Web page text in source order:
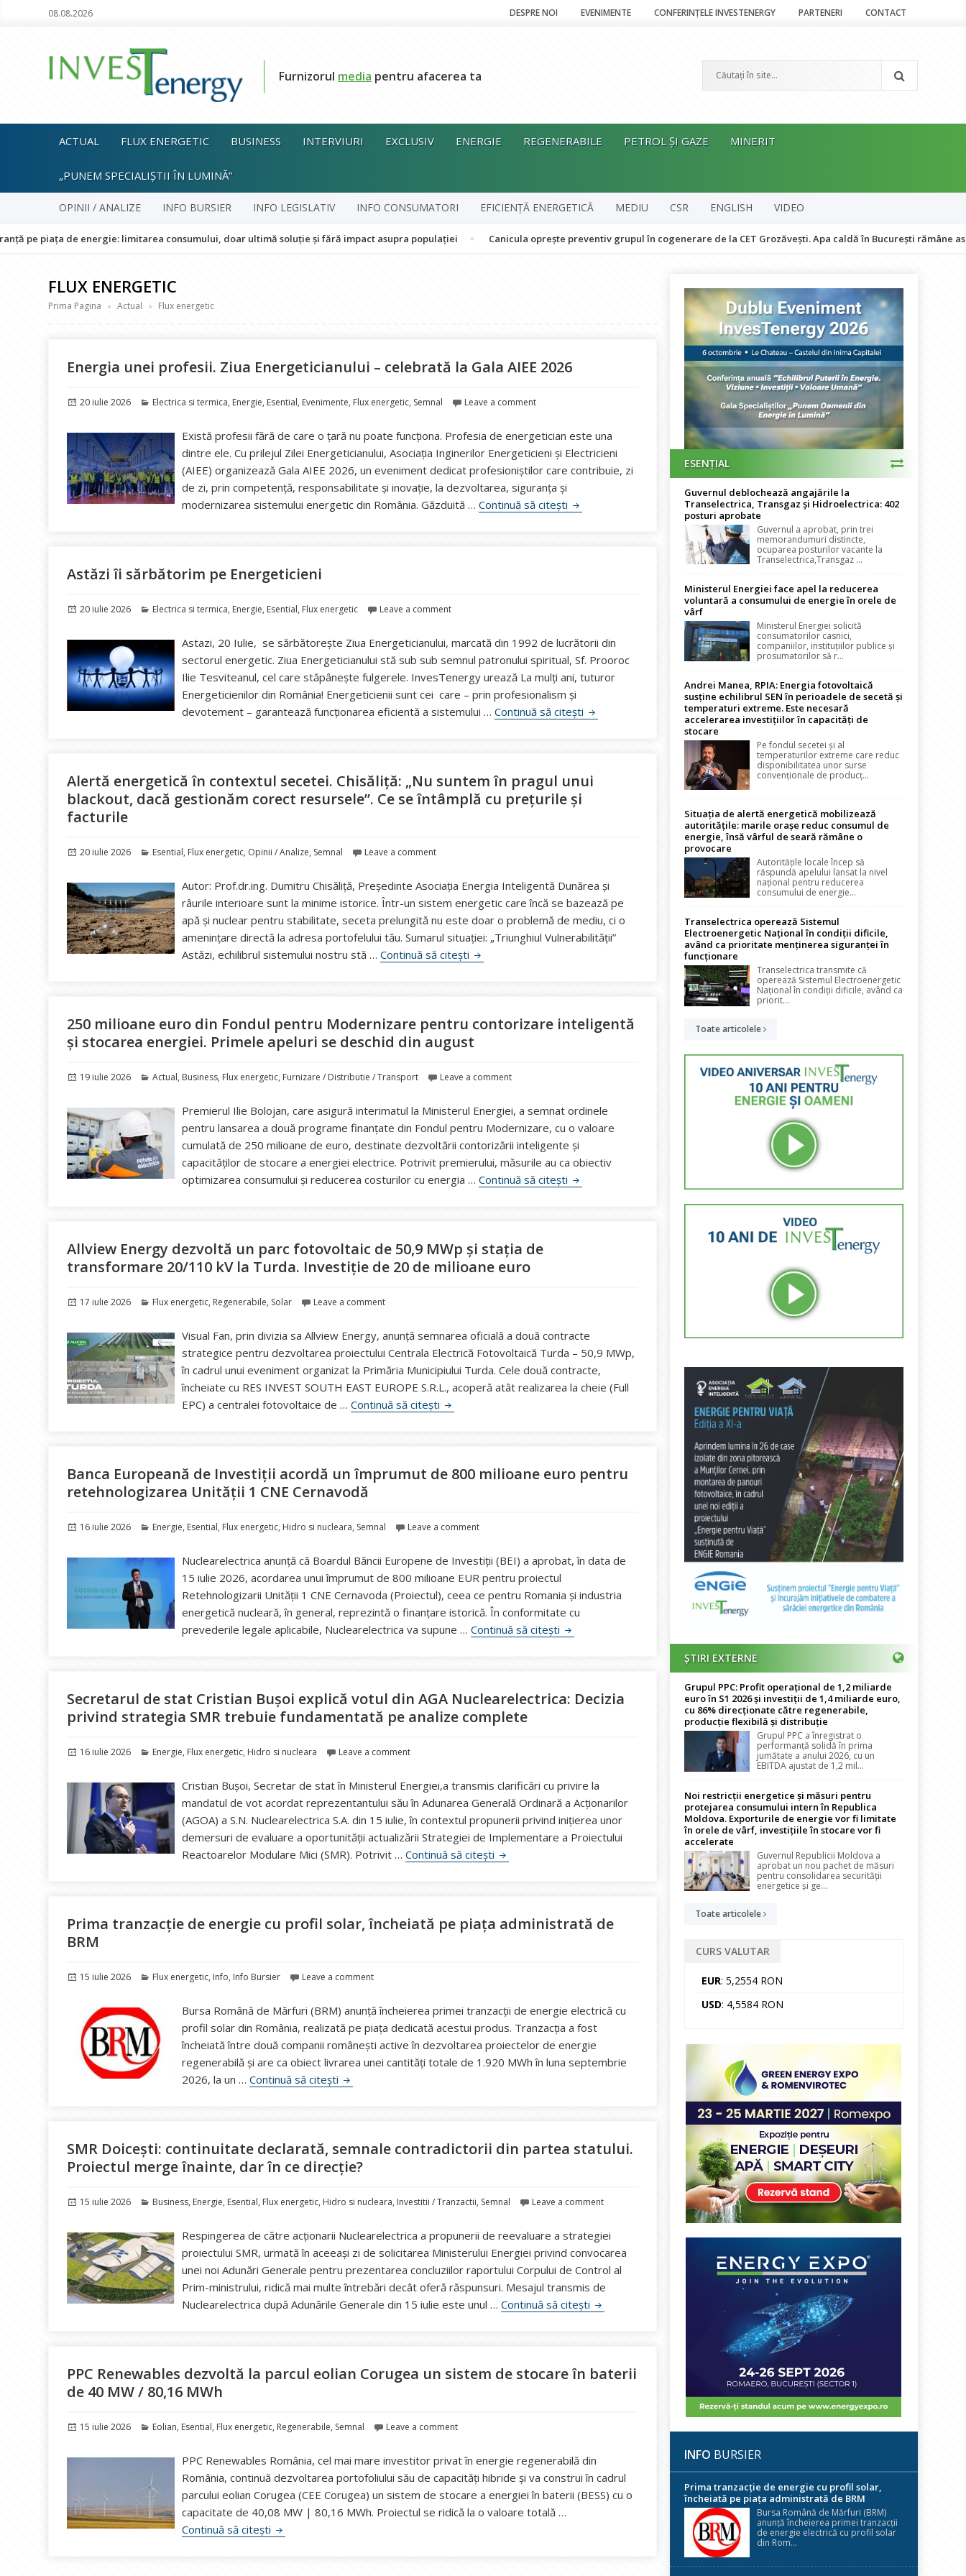
08.08.2026 DESPRE NOI EVENIMENTE CONFERINȚELE INVESTENERGY PARTENERI CONTACT
Furnizorul media pentru afacerea ta
ACTUAL FLUX ENERGETIC BUSINESS INTERVIURI EXCLUSIV ENERGIE REGENERABILE PETROL ȘI GAZE MINERIT
„PUNEM SPECIALIȘTII ÎN LUMINĂ”
OPINII / ANALIZE INFO BURSIER INFO LEGISLATIV INFO CONSUMATORI EFICIENȚĂ ENERGETICĂ MEDIU CSR ENGLISH VIDEO
de energie: limitarea consumului, doar ultimă soluție și fără impact asupra populației Canicula oprește preventiv grupul în cogenerare de la CET Grozăvești. Apa caldă în București rămâne asigurată
FLUX ENERGETIC
Prima Pagina Actual Flux energetic
Energia unei profesii. Ziua Energeticianului – celebrată la Gala AIEE 2026
Publicat
20 iulie 2026 Categorii
Electrica si termica, Energie, Esential, Evenimente, Flux energetic, Semnal Leave a comment
Există profesii fără de care o țară nu poate funcționa. Profesia de energetician este una
dintre ele. Cu prilejul Zilei Energeticianului, Asociația Inginerilor Energeticieni și Electricieni
(AIEE) organizează Gala AIEE 2026, un eveniment dedicat profesioniștilor care contribuie, zi
de zi, prin competență, responsabilitate și inovație, la dezvoltarea, siguranța și
modernizarea sistemului energetic din România. Găzduită …Continuă să citești Energia unei profesii. Ziua Energeticianului – celebrată la Gala AIEE 2026
Astăzi îi sărbătorim pe Energeticieni
Publicat
20 iulie 2026 Categorii
Electrica si termica, Energie, Esential, Flux energetic Leave a comment
Astazi, 20 Iulie, se sărbătorește Ziua Energeticianului, marcată din 1992 de lucrătorii din
sectorul energetic. Ziua Energeticianului stă sub sub semnul patronului spiritual, Sf. Prooroc
Ilie Tesviteanul, cel care stăpânește fulgerele. InvesTenergy urează La mulți ani, tuturor
Energeticienilor din România! Energeticienii sunt cei care – prin profesionalism şi
devotement – garantează funcţionarea eficientă a sistemului …Continuă să citești Astăzi îi sărbătorim pe Energeticieni
Alertă energetică în contextul secetei. Chisăliță: „Nu suntem în pragul unui
blackout, dacă gestionăm corect resursele”. Ce se întâmplă cu prețurile și
facturile
Publicat
20 iulie 2026 Categorii
Esential, Flux energetic, Opinii / Analize, Semnal Leave a comment
Autor: Prof.dr.ing. Dumitru Chisăliță, Președinte Asociația Energia Inteligentă Dunărea și
râurile interioare sunt la minime istorice. Într-un sistem energetic care încă se bazează pe
apă și nuclear pentru stabilitate, seceta prelungită nu este doar o problemă de mediu, ci o
amenințare directă la adresa portofelului tău. Sumarul situației: „Triunghiul Vulnerabilității”
Astăzi, echilibrul sistemului nostru stă …Continuă să citești Alertă energetică în contextul secetei. Chisăliță: „Nu suntem în pragul unui blackout, dacă
250 milioane euro din Fondul pentru Modernizare pentru contorizare inteligentă
și stocarea energiei. Primele apeluri se deschid din august
Publicat
19 iulie 2026 Categorii
Actual, Business, Flux energetic, Furnizare / Distributie / Transport Leave a comment
Premierul Ilie Bolojan, care asigură interimatul la Ministerul Energiei, a semnat ordinele
pentru lansarea a două programe finanțate din Fondul pentru Modernizare, cu o valoare
cumulată de 250 milioane de euro, destinate dezvoltării contorizării inteligente și
capacităților de stocare a energiei electrice. Potrivit premierului, măsurile au ca obiectiv
optimizarea consumului și reducerea costurilor cu energia …Continuă să citești 250 milioane euro din Fondul pentru Modernizare pentru contorizare
Allview Energy dezvoltă un parc fotovoltaic de 50,9 MWp și stația de
transformare 20/110 kV la Turda. Investiție de 20 de milioane euro
Publicat
17 iulie 2026 Categorii
Flux energetic, Regenerabile, Solar Leave a comment
Visual Fan, prin divizia sa Allview Energy, anunță semnarea oficială a două contracte
strategice pentru dezvoltarea proiectului Centrala Electrică Fotovoltaică Turda – 50,9 MWp,
în cadrul unui eveniment organizat la Primăria Municipiului Turda. Cele două contracte,
încheiate cu RES INVEST SOUTH EAST EUROPE S.R.L., acoperă atât realizarea la cheie (Full
EPC) a centralei fotovoltaice de …Continuă să citești Allview Energy dezvoltă un parc fotovoltaic de 50,9 MWp și stația de transformare 20/110 kV la Turda.
Banca Europeană de Investiții acordă un împrumut de 800 milioane euro pentru
retehnologizarea Unității 1 CNE Cernavodă
Publicat
16 iulie 2026 Categorii
Energie, Esential, Flux energetic, Hidro si nucleara, Semnal Leave a comment
Nuclearelectrica anunță că Boardul Băncii Europene de Investiții (BEI) a aprobat, în data de
15 iulie 2026, acordarea unui împrumut de 800 milioane EUR pentru proiectul
Retehnologizarii Unității 1 CNE Cernavoda (Proiectul), ceea ce pentru Romania și industria
energetică nucleară, în general, reprezintă o finanțare istorică. În conformitate cu
prevederile legale aplicabile, Nuclearelectrica va supune …Continuă să citești Banca Europeană de Investiții acordă un împrumut de 800 milioane euro pentru
Secretarul de stat Cristian Bușoi explică votul din AGA Nuclearelectrica: Decizia
privind strategia SMR trebuie fundamentată pe analize complete
Publicat
16 iulie 2026 Categorii
Energie, Flux energetic, Hidro si nucleara Leave a comment
Cristian Bușoi, Secretar de stat în Ministerul Energiei,a transmis clarificări cu privire la
mandatul de vot acordat reprezentantului său în Adunarea Generală Ordinară a Acționarilor
(AGOA) a S.N. Nuclearelectrica S.A. din 15 iulie, în contextul propunerii privind inițierea unor
demersuri de evaluare a oportunității actualizării Strategiei de Implementare a Proiectului
Reactoarelor Modulare Mici (SMR). Potrivit …Continuă să citești Secretarul de stat Cristian Bușoi explică votul din AGA Nuclearelectrica: Decizia privind
Prima tranzacție de energie cu profil solar, încheiată pe piața administrată de
BRM
Publicat
15 iulie 2026 Categorii
Flux energetic, Info, Info Bursier Leave a comment
Bursa Română de Mărfuri (BRM) anunță încheierea primei tranzacții de energie electrică cu
profil solar din România, realizată pe piața dedicată acestui produs. Tranzacția a fost
încheiată între două companii românești active în dezvoltarea proiectelor de energie
regenerabilă și are ca obiect livrarea unei cantități totale de 1.920 MWh în luna septembrie
2026, la un …Continuă să citești Prima tranzacție de energie cu profil solar, încheiată pe piața administrată de BRM
SMR Doicești: continuitate declarată, semnale contradictorii din partea statului.
Proiectul merge înainte, dar în ce direcție?
Publicat
15 iulie 2026 Categorii
Business, Energie, Esential, Flux energetic, Hidro si nucleara, Investitii / Tranzactii, Semnal Leave a comment
Respingerea de către acționarii Nuclearelectrica a propunerii de reevaluare a strategiei
proiectului SMR, urmată în aceeași zi de solicitarea Ministerului Energiei privind convocarea
unei noi Adunări Generale pentru prezentarea concluziilor raportului Corpului de Control al
Prim-ministrului, ridică mai multe întrebări decât oferă răspunsuri. Mesajul transmis de
Nuclearelectrica după Adunările Generale din 15 iulie este unul …Continuă să citești SMR Doicești: continuitate declarată, semnale contradictorii din partea
PPC Renewables dezvoltă la parcul eolian Corugea un sistem de stocare în baterii
de 40 MW / 80,16 MWh
Publicat
15 iulie 2026 Categorii
Eolian, Esential, Flux energetic, Regenerabile, Semnal Leave a comment
PPC Renewables România, cel mai mare investitor privat în energie regenerabilă din
România, continuă dezvoltarea portofoliului său de capacități hibride și va construi în cadrul
parcului eolian Corugea (CEE Corugea) un sistem de stocare a energiei în baterii (BESS) cu o
capacitate de 40,08 MW | 80,16 MWh. Proiectul se ridică la o valoare totală …
Continuă să citești PPC Renewables dezvoltă la parcul eolian Corugea un sistem de stocare în baterii de 40 MW / 80,16 MWh
ESENȚIAL
Guvernul deblochează angajările la
Transelectrica, Transgaz și Hidroelectrica: 402
posturi aprobate
Guvernul a aprobat, prin trei
memorandumuri distincte,
ocuparea posturilor vacante la
Transelectrica,Transgaz ...
Ministerul Energiei face apel la reducerea
voluntară a consumului de energie în orele de
vârf
Ministerul Energiei solicită
consumatorilor casnici,
companiilor, instituțiilor publice și
prosumatorilor să r...
Andrei Manea, RPIA: Energia fotovoltaică
susține echilibrul SEN în perioadele de secetă și
temperaturi extreme. Este necesară
accelerarea investițiilor în capacități de
stocare
Pe fondul secetei și al
temperaturilor extreme care reduc
disponibilitatea unor surse
convenționale de producț...
Situația de alertă energetică mobilizează
autoritățile: marile orașe reduc consumul de
energie, însă vârful de seară rămâne o
provocare
Autoritățile locale încep să
răspundă apelului lansat la nivel
național pentru reducerea
consumului de energie...
Transelectrica operează Sistemul
Electroenergetic Național în condiții dificile,
având ca prioritate menținerea siguranței în
funcționare
Transelectrica transmite că
operează Sistemul Electroenergetic
Național în condiții dificile, având ca
priorit...
Toate articolele
ȘTIRI EXTERNE
Grupul PPC: Profit operațional de 1,2 miliarde
euro în S1 2026 și investiții de 1,4 miliarde euro,
cu 86% direcționate către regenerabile,
producție flexibilă și distribuție
Grupul PPC a înregistrat o
performanță solidă în prima
jumătate a anului 2026, cu un
EBITDA ajustat de 1,2 mil...
Noi restricții energetice și măsuri pentru
protejarea consumului intern în Republica
Moldova. Exporturile de energie vor fi limitate
în orele de vârf, investițiile în stocare vor fi
accelerate
Guvernul Republicii Moldova a
aprobat un nou pachet de măsuri
pentru consolidarea securității
energetice și ge...
Toate articolele
CURS VALUTAR
EUR: 5,2554 RON
USD: 4,5584 RON
INFO BURSIER
Prima tranzacție de energie cu profil solar,
încheiată pe piața administrată de BRM
Bursa Română de Mărfuri (BRM)
anunță încheierea primei tranzacții
de energie electrică cu profil solar
din Rom...